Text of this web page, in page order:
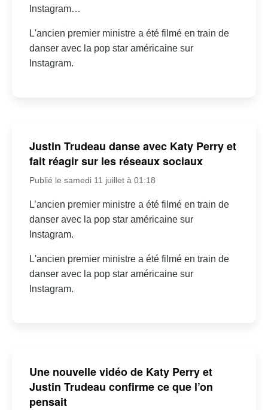
Instagram…
L'ancien premier ministre a été filmé en train de
danser avec la pop star américaine sur
Instagram.
Justin Trudeau danse avec Katy Perry et
fait réagir sur les réseaux sociaux
Publié le samedi 11 juillet à 01:18
L’ancien premier ministre a été filmé en train de
danser avec la pop star américaine sur
Instagram.
L'ancien premier ministre a été filmé en train de
danser avec la pop star américaine sur
Instagram.
Une nouvelle vidéo de Katy Perry et
Justin Trudeau confirme ce que l’on
pensait